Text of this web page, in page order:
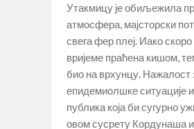
Утакмицу је обиљежила
атмосфера, мајсторски
свега фер плеј. Иако
вријеме праћена кишом,
био на врхунцу. Нажалост
епидемиолшке ситуације
публика која би сугурно
овом сусрету Кордунаша и